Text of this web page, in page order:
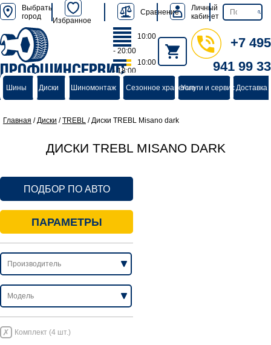
Выбрать
город
Избранное
Сравнение
Личный
кабинет
ПРОФШИНСЕРВИС
группа компаний
10:00
- 20:00
10:00
- 18:00
+7 495
941 99 33
Шины Диски Шиномонтаж Сезонное хранениеУслуги и сервисДоставка
Главная /Диски /TREBL /Диски TREBL Misano dark
ДИСКИ TREBL MISANO DARK
ПОДБОР ПО АВТО
ПАРАМЕТРЫ
Комплект (4 шт.)